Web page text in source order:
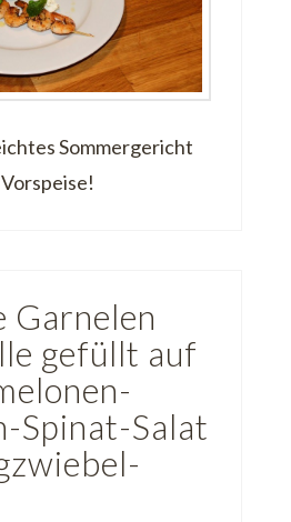
Sommergericht
Garnelen
gefüllt auf
Spinat-Salat